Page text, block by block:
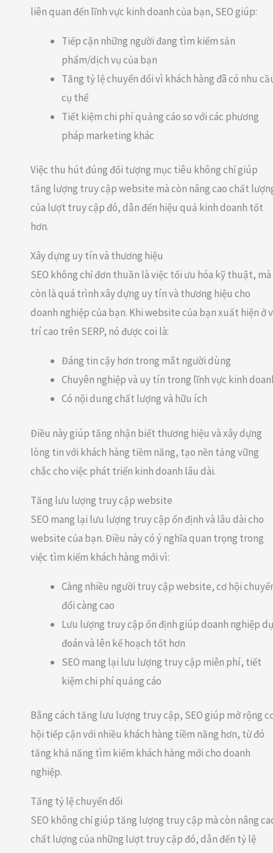
liên quan đến lĩnh vực kinh doanh của bạn, SEO giúp:
Tiếp cận những người đang tìm kiếm sản
phẩm/dịch vụ của bạn
Tăng tỷ lệ chuyển đổi vì khách hàng đã có nhu
cụ thể
Tiết kiệm chi phí quảng cáo so với các phương
pháp marketing khác
Việc thu hút đúng đối tượng mục tiêu không chỉ giúp
tăng lượng truy cập website mà còn nâng cao chất
của lượt truy cập đó, dẫn đến hiệu quả kinh doanh tốt
hơn.
Xây dựng uy tín và thương hiệu
SEO không chỉ đơn thuần là việc tối ưu hóa kỹ thuật, mà
còn là quá trình xây dựng uy tín và thương hiệu cho
doanh nghiệp của bạn. Khi website của bạn xuất hiện ở
trí cao trên SERP, nó được coi là:
Đáng tin cậy hơn trong mắt người dùng
Chuyên nghiệp và uy tín trong lĩnh vực kinh
Có nội dung chất lượng và hữu ích
Điều này giúp tăng nhận biết thương hiệu và xây dựng
lòng tin với khách hàng tiềm năng, tạo nền tảng vững
chắc cho việc phát triển kinh doanh lâu dài.
Tăng lưu lượng truy cập website
SEO mang lại lưu lượng truy cập ổn định và lâu dài cho
website của bạn. Điều này có ý nghĩa quan trọng trong
việc tìm kiếm khách hàng mới vì:
Càng nhiều người truy cập website, cơ hội
đổi càng cao
Lưu lượng truy cập ổn định giúp doanh nghiệp dự
đoán và lên kế hoạch tốt hơn
SEO mang lại lưu lượng truy cập miễn phí, tiết
kiệm chi phí quảng cáo
Bằng cách tăng lưu lượng truy cập, SEO giúp mở rộng
hội tiếp cận với nhiều khách hàng tiềm năng hơn, từ đó
tăng khả năng tìm kiếm khách hàng mới cho doanh
nghiệp.
Tăng tỷ lệ chuyển đổi
SEO không chỉ giúp tăng lượng truy cập mà còn nâng
chất lượng của những lượt truy cập đó, dẫn đến tỷ lệ